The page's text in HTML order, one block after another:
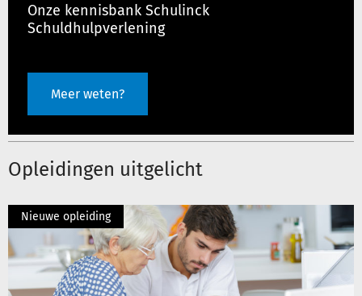
Onze kennisbank Schulinck
Schuldhulpverlening
Meer weten?
Opleidingen uitgelicht
Nieuwe opleiding